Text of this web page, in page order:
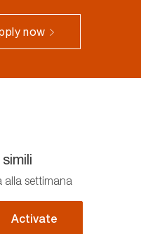
now
alla settimana
Activate